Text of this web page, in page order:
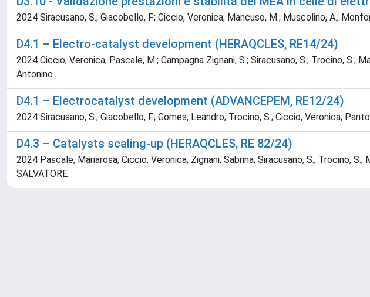
2024 Siracusano, S.; Giacobello, F.; Ciccio, Veronica; Mancuso, M.; Muscolino, A.;
D4.1 – Electro-catalyst development (HERAQCLES, RE14/24)
2024 Ciccio, Veronica; Pascale, M.; Campagna Zignani, S.; Siracusano, S.; Trocino, S.;
Antonino
D4.1 – Electrocatalyst development (ADVANCEPEM, RE12/24)
2024 Siracusano, S.; Giacobello, F.; Gomes, Leandro; Trocino, S.; Ciccio, Veronica;
D4.3 – Catalysts scaling-up (HERAQCLES, RE 82/24)
2024 Pascale, Mariarosa; Ciccio, Veronica; Zignani, Sabrina; Siracusano, S.; Trocino,
SALVATORE